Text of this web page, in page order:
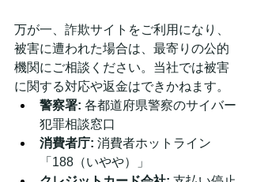
万が一、詐欺サイトをご利用になり、
被害に遭われた場合は、最寄りの公的
機関にご相談ください。当社では被害
に関する対応や返金はできかねます。
警察署: 各都道府県警察のサイバー
犯罪相談窓口
消費者庁: 消費者ホットライン
「188（いやや）」